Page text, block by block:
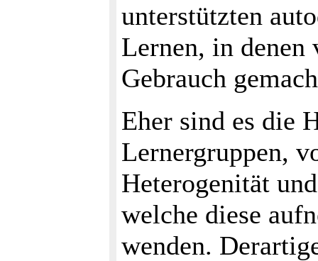
unterstützten
Lernen, in denen
Gebrauch
Eher sind es die
Lernergruppen,
Heterogenität
welche diese
wenden.